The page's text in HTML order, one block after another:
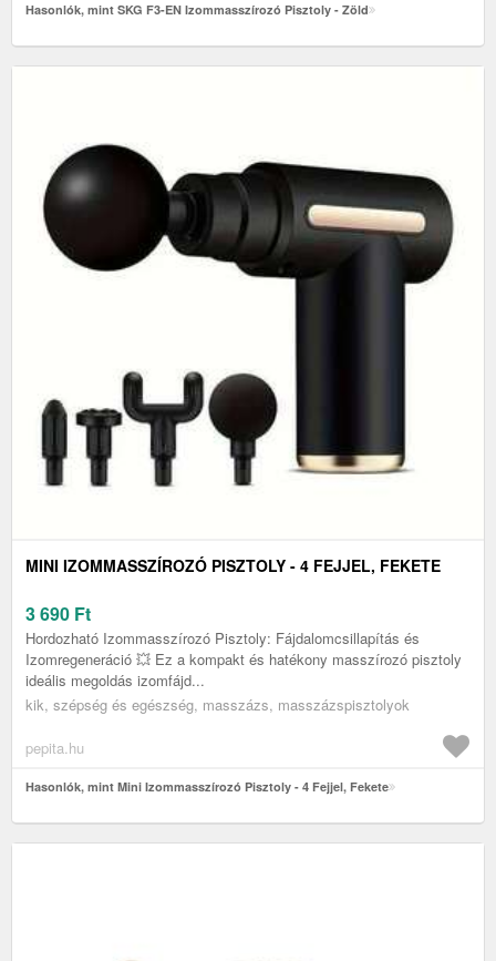
Hasonlók, mint SKG F3-EN Izommasszírozó Pisztoly - Zöld
MINI IZOMMASSZÍROZÓ PISZTOLY - 4 FEJJEL, FEKETE
3 690 Ft
Hordozható Izommasszírozó Pisztoly: Fájdalomcsillapítás és
Izomregeneráció 💥 Ez a kompakt és hatékony masszírozó pisztoly
ideális megoldás izomfájd...
kik, szépség és egészség, masszázs, masszázspisztolyok
pepita.hu
Hasonlók, mint Mini Izommasszírozó Pisztoly - 4 Fejjel, Fekete